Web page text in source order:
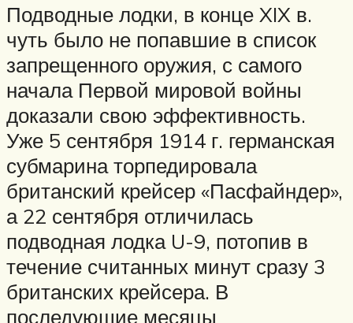
Подводные лодки, в конце XIX в.
чуть было не попавшие в список
запрещенного оружия, с самого
начала Первой мировой войны
доказали свою эффективность.
Уже 5 сентября 1914 г. германская
субмарина торпедировала
британский крейсер «Пасфайндер»,
а 22 сентября отличилась
подводная лодка U-9, потопив в
течение считанных минут сразу 3
британских крейсера. В
последующие месяцы